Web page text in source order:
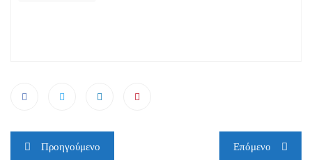
Πλοήγηση
Προηγούμενο Επόμενο